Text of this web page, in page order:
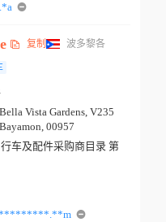
复制 波多黎各
Vista Gardens, V235
00957
车及配件采购商目录 第